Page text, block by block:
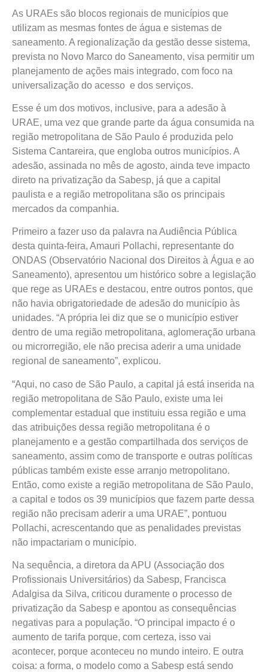
As URAEs são blocos regionais de municípios que
utilizam as mesmas fontes de água e sistemas de
saneamento. A regionalização da gestão desse sistema,
prevista no Novo Marco do Saneamento, visa permitir um
planejamento de ações mais integrado, com foco na
universalização do acesso e dos serviços.
Esse é um dos motivos, inclusive, para a adesão à
URAE, uma vez que grande parte da água consumida na
região metropolitana de São Paulo é produzida pelo
Sistema Cantareira, que engloba outros municípios. A
adesão, assinada no mês de agosto, ainda teve impacto
direto na privatização da Sabesp, já que a capital
paulista e a região metropolitana são os principais
mercados da companhia.
Primeiro a fazer uso da palavra na Audiência Pública
desta quinta-feira, Amauri Pollachi, representante do
ONDAS (Observatório Nacional dos Direitos à Água e ao
Saneamento), apresentou um histórico sobre a legislação
que rege as URAEs e destacou, entre outros pontos, que
não havia obrigatoriedade de adesão do município às
unidades. “A própria lei diz que se o município estiver
dentro de uma região metropolitana, aglomeração urbana
ou microrregião, ele não precisa aderir a uma unidade
regional de saneamento”, explicou.
“Aqui, no caso de São Paulo, a capital já está inserida na
região metropolitana de São Paulo, existe uma lei
complementar estadual que instituiu essa região e uma
das atribuições dessa região metropolitana é o
planejamento e a gestão compartilhada dos serviços de
saneamento, assim como de transporte e outras políticas
públicas também existe esse arranjo metropolitano.
Então, como existe a região metropolitana de São Paulo,
a capital e todos os 39 municípios que fazem parte dessa
região não precisam aderir a uma URAE”, pontuou
Pollachi, acrescentando que as penalidades previstas
não impactariam o município.
Na sequência, a diretora da APU (Associação dos
Profissionais Universitários) da Sabesp, Francisca
Adalgisa da Silva, criticou duramente o processo de
privatização da Sabesp e apontou as consequências
negativas para a população. “O principal impacto é o
aumento de tarifa porque, com certeza, isso vai
acontecer, porque aconteceu no mundo inteiro. E outra
coisa: a forma, o modelo como a Sabesp está sendo